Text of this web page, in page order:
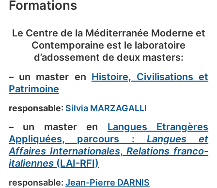
Formations
Le Centre de la Méditerranée Moderne et
Contemporaine est le laboratoire
d’adossement de deux masters:
– un master en Histoire, Civilisations et
Patrimoine
responsable: Silvia MARZAGALLI
– un master en Langues Etrangères
Appliquées, parcours : Langues et
Affaires Internationales,Relations franco-
italiennes (LAI-RFI)
responsable: Jean-Pierre DARNIS